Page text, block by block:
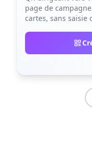
page de
cartes, sans saisie